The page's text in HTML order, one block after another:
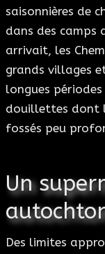
saisonnières de
dans des camps
arrivait, les
grands villages
longues
douillettes dont
fossés peu
Un
Des limites